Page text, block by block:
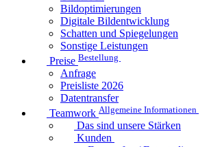
Bildoptimierungen
Digitale Bildentwicklung
Schatten und Spiegelungen
Sonstige Leistungen
Preise Bestellung
Anfrage
Preisliste 2026
Datentransfer
Teamwork Allgemeine Informationen
Das sind unsere Stärken
Kunden